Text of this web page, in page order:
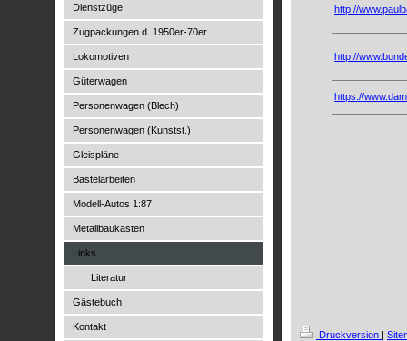
Dienstzüge
Zugpackungen d. 1950er-70er
Lokomotiven
Güterwagen
Personenwagen (Blech)
Personenwagen (Kunstst.)
Gleispläne
Bastelarbeiten
Modell-Autos 1:87
Metallbaukasten
Links
Literatur
Gästebuch
Kontakt
http://
http://
https://
Druckversion |